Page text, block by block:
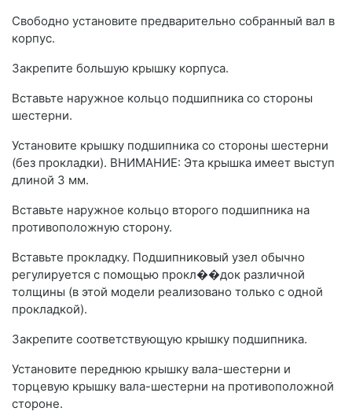
Свободно установите предварительно собранный вал в
корпус.
Закрепите большую крышку корпуса.
Вставьте наружное кольцо подшипника со стороны
шестерни.
Установите крышку подшипника со стороны шестерни
(без прокладки). ВНИМАНИЕ: Эта крышка имеет выступ
длиной 3 мм.
Вставьте наружное кольцо второго подшипника на
противоположную сторону.
Вставьте прокладку. Подшипниковый узел обычно
регулируется с помощью прокл��док различной
толщины (в этой модели реализовано только с одной
прокладкой).
Закрепите соответствующую крышку подшипника.
Установите переднюю крышку вала-шестерни и
торцевую крышку вала-шестерни на противоположной
стороне.